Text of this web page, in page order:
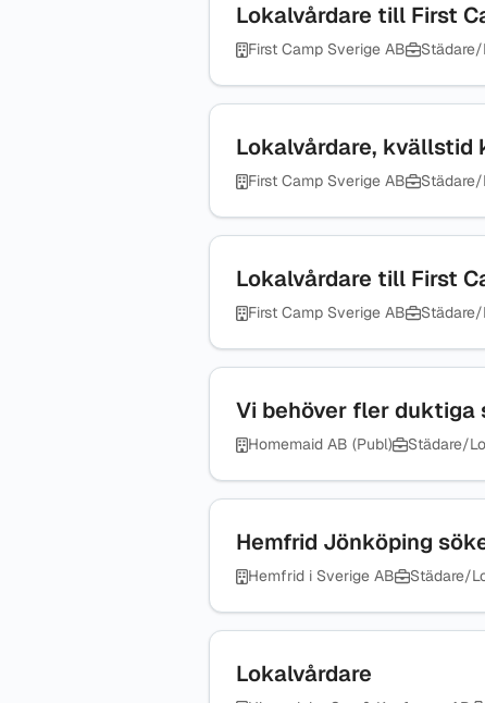
Lokalvårdare till First
First Camp Sverige AB Städare/
Lokalvårdare, kvällstid
First Camp Sverige AB Städare/
Lokalvårdare till First
First Camp Sverige AB Städare/
Vi behöver fler duktiga
Homemaid AB (Publ) Städare/
Hemfrid Jönköping
Hemfrid i Sverige AB Städare/
Lokalvårdare